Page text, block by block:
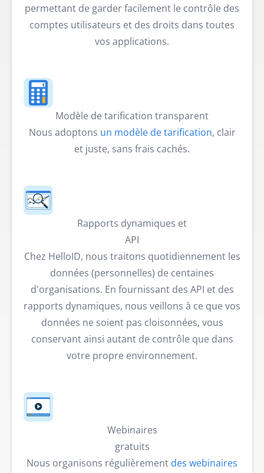
permettant de garder facilement le contrôle des
comptes utilisateurs et des droits dans toutes
vos applications.
Modèle de tarification transparent
Nous adoptons un modèle de tarification, clair
et juste, sans frais cachés.
Rapports dynamiques et
API
Chez HelloID, nous traitons quotidiennement les
données (personnelles) de centaines
d'organisations. En fournissant des API et des
rapports dynamiques, nous veillons à ce que vos
données ne soient pas cloisonnées, vous
conservant ainsi autant de contrôle que dans
votre propre environnement.
Webinaires
gratuits
Nous organisons régulièrement des webinaires